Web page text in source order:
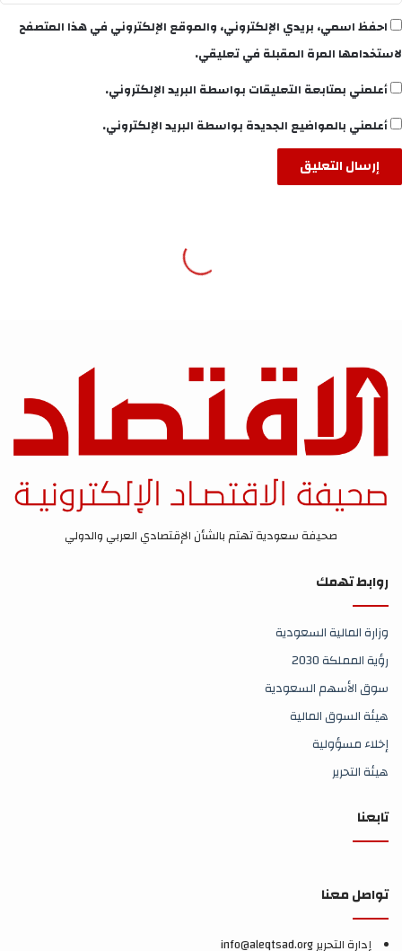
صحيفة سعودية تهتم بالشأن الإقتصادي العربي والدولي
روابط تهمك
وزارة المالية السعودية
رؤية المملكة 2030
سوق الأسهم السعودية
هيئة السوق المالية
إخلاء مسؤولية
هيئة التحرير
تابعنا
تواصل معنا
إدارة التحرير info@aleqtsad.org